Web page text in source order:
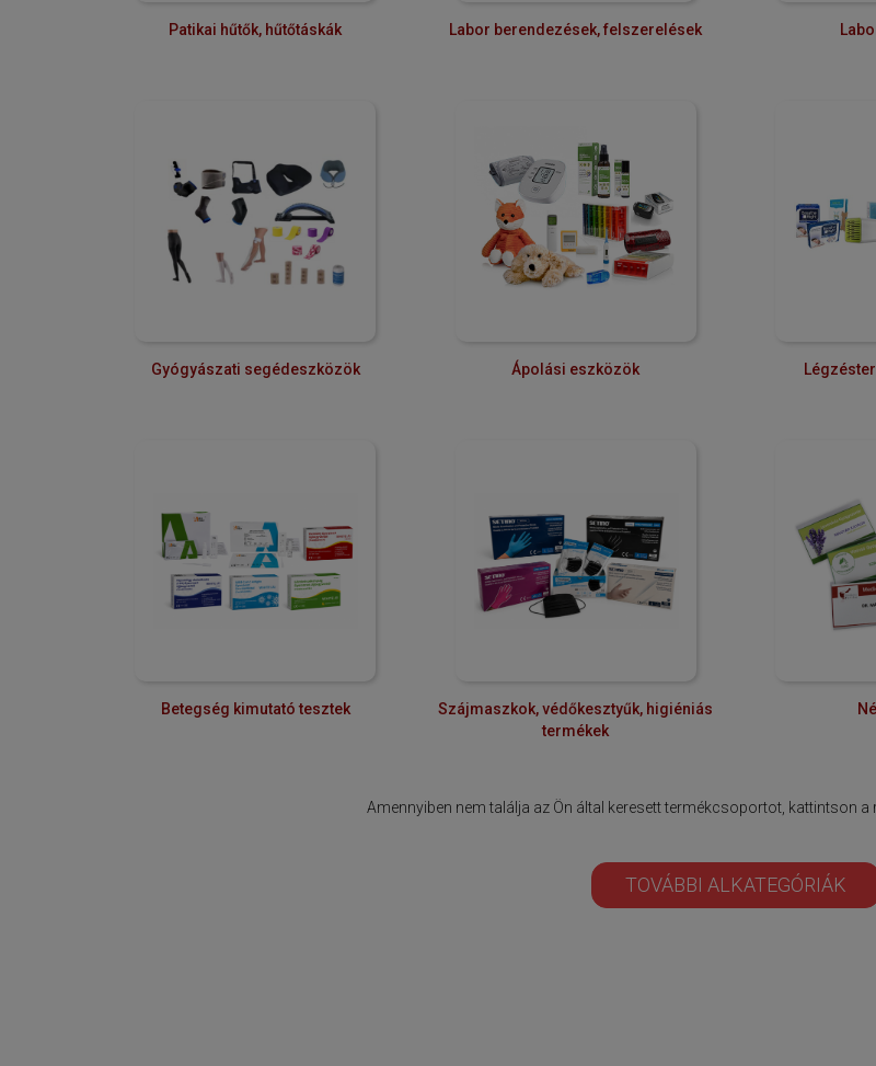
Patikai hűtők, hűtőtáskák Labor berendezések, felszerelések
Gyógyászati segédeszközök Ápolási eszközök
Betegség kimutató tesztek
Szájmaszkok, védőkesztyűk, higiéniás
termékek
Amennyiben nem találja az Ön által keresett termékcsoportot, kattintson
TOVÁBBI ALKATEGÓRIÁK